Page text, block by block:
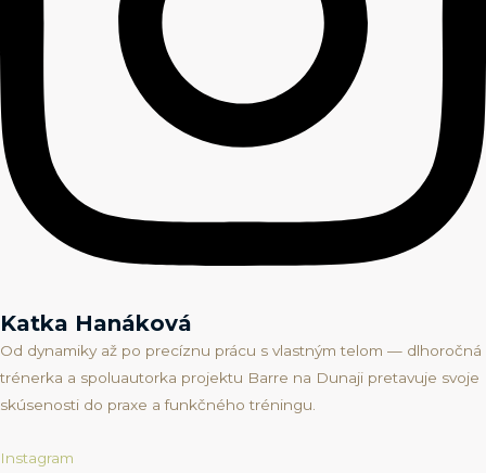
Katka Hanáková
Od dynamiky až po precíznu prácu s vlastným telom — dlhoročná
trénerka a spoluautorka projektu Barre na Dunaji pretavuje svoje
skúsenosti do praxe a funkčného tréningu.
Instagram